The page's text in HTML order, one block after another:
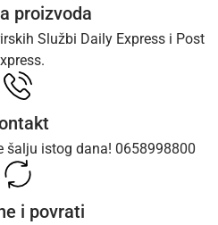
proizvoda
Službi Daily Express i Post
šalju istog dana! 0658998800
i povrati